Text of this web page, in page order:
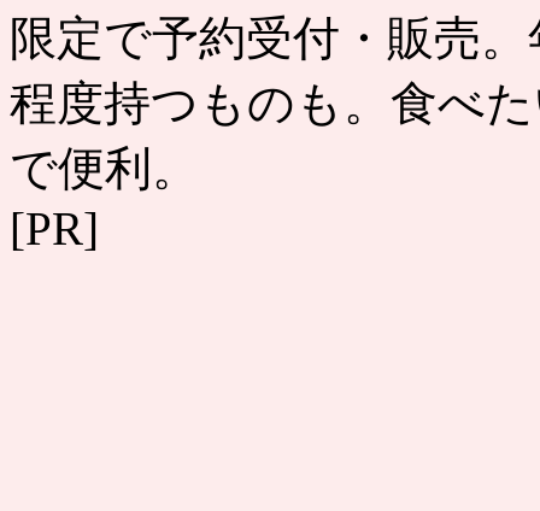
限定で予約受付・販売
程度持つものも。食べ
で便利。
[PR]